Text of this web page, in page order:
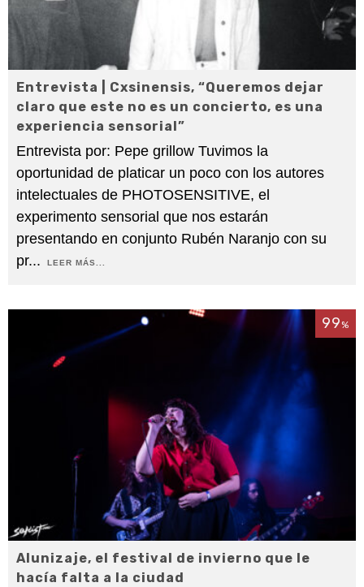
Entrevista | Cxsinensis, “Queremos dejar
claro que este no es un concierto, es una
experiencia sensorial”
Entrevista por: Pepe grillow Tuvimos la
oportunidad de platicar un poco con los autores
intelectuales de PHOTOSENSITIVE, el
experimento sensorial que nos estarán
presentando en conjunto Rubén Naranjo con su
pr... LEER MÁS...
99%
Alunizaje, el festival de invierno que le
hacía falta a la ciudad